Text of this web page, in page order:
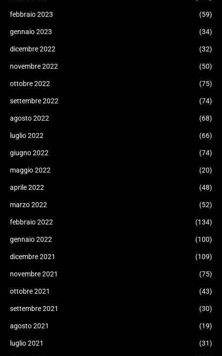
febbraio 2023 (59)
gennaio 2023 (34)
dicembre 2022 (32)
novembre 2022 (50)
ottobre 2022 (75)
settembre 2022 (74)
agosto 2022 (68)
luglio 2022 (66)
giugno 2022 (74)
maggio 2022 (20)
aprile 2022 (48)
marzo 2022 (52)
febbraio 2022 (134)
gennaio 2022 (100)
dicembre 2021 (109)
novembre 2021 (75)
ottobre 2021 (43)
settembre 2021 (30)
agosto 2021 (19)
luglio 2021 (31)